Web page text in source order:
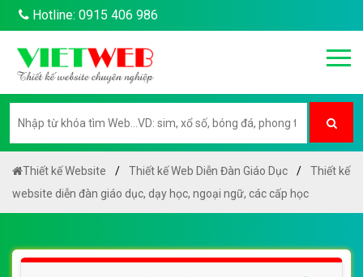
Hotline: 0915 406 986
Thiết kế Website Thiết kế Web Diễn Đàn Giáo Dục
Thiết kế
website diễn đàn giáo dục, dạy học, ngoại ngữ, các cấp học